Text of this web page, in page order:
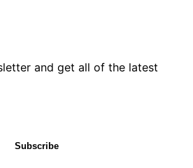
and get all of the latest
Subscribe